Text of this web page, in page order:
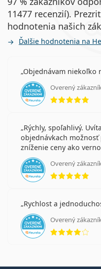
11477 recenzií).
hodnotenia našich
Ďalšie hodnotenia na
Objednávam niekoľko
Overený
Rýchly, spoľahlivý.
objednávkach
zníženie ceny ako
Overený
Rychlost a
Overený